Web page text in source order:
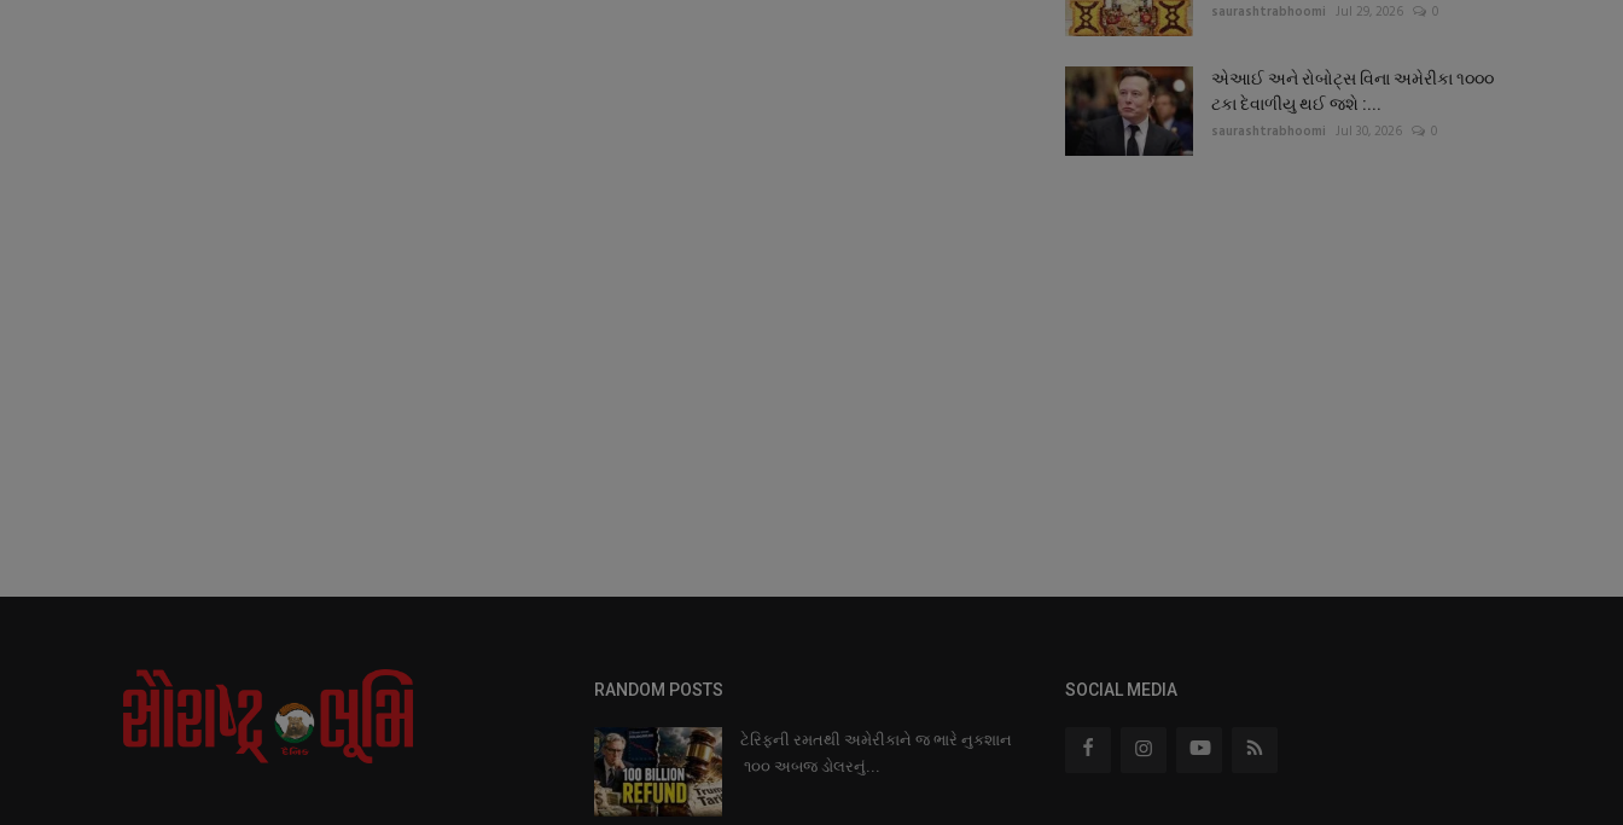
saurashtrabhoomi Jul 29, 2026 0
એઆઈ અને રોબોટ્સ વિના અમેરીકા ૧૦૦૦
ટકા દેવાળીયુ થઈ જશે :...
saurashtrabhoomi Jul 30, 2026 0
RANDOM POSTS
ટેરિફની રમતથી અમેરીકાને જ ભારે નુકશાન
૧૦૦ અબજ ડોલરનું...
SOCIAL MEDIA